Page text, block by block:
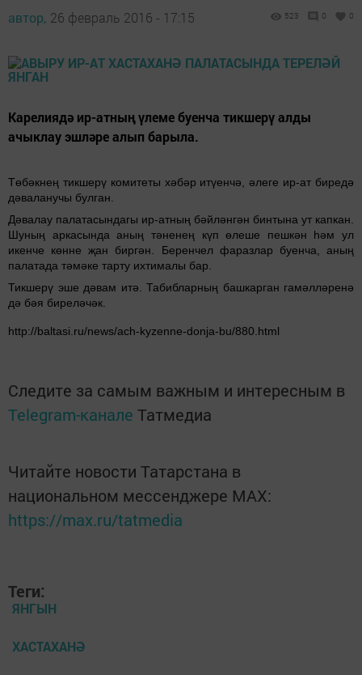
автор, 26 февраль 2016 - 17:15 523 0 0
Карелиядә ир-атның үлеме буенча тикшерү алды
ачыклау эшләре алып барыла.
Төбәкнең тикшерү комитеты хәбәр итүенчә, әлеге ир-ат биредә
дәваланучы булган.
Дәвалау палатасындагы ир-атның бәйләнгән бинтына ут капкан.
Шуның аркасында аның тәненең күп өлеше пешкән һәм ул
икенче көнне җан биргән. Беренчел фаразлар буенча, аның
палатада тәмәке тарту ихтималы бар.
Тикшерү эше дәвам итә. Табибларның башкарган гамәлләренә
дә бәя биреләчәк.
http://baltasi.ru/news/ach-kyzenne-donja-bu/880.html
Следите за самым важным и интересным в
Telegram-канале Татмедиа
Читайте новости Татарстана в
национальном мессенджере MАХ:
https://max.ru/tatmedia
Теги:
ЯНГЫН
ХАСТАХАНӘ